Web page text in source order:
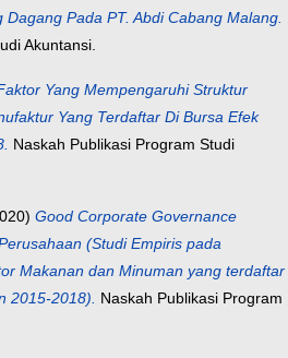
Pada PT. Abdi Cabang Malang.
Akuntansi.
Yang Mempengaruhi Struktur
Yang Terdaftar Di Bursa Efek
Naskah Publikasi Program Studi
Good Corporate Governance
(Studi Empiris pada
Makanan dan Minuman yang terdaftar
2015-2018). Naskah Publikasi Program